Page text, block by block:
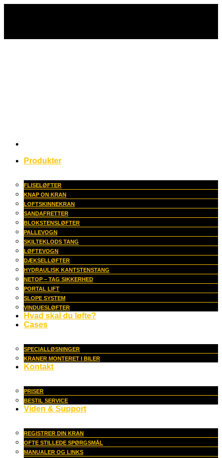
Produkter
FLISELØFTER
KNAP ON KRAN
LOFTSKINNEKRAN
SANDAFRETTER
BLOKSTENSLØFTER
PALLEVOGN
SKILTEKLODS TANG
LØFTEVOGN
DÆKSELLØFTER
HYDRAULISK KANTSTENSTANG
NETOP – TAG SIKKERHED
PORTAL LIFT
SLOPE SYSTEM
VINDUESLØFTER
Hvad skal du løfte?
Cases
SPECIALLØSNINGER
KRANER MONTERET I BILER
Kontakt
PRISER
BESTIL SERVICE
Viden & Support
REGISTRER DIN KRAN
OFTE STILLEDE SPØRGSMÅL
MANUALER OG LINKS